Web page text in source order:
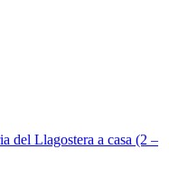
del Llagostera a casa (2 –